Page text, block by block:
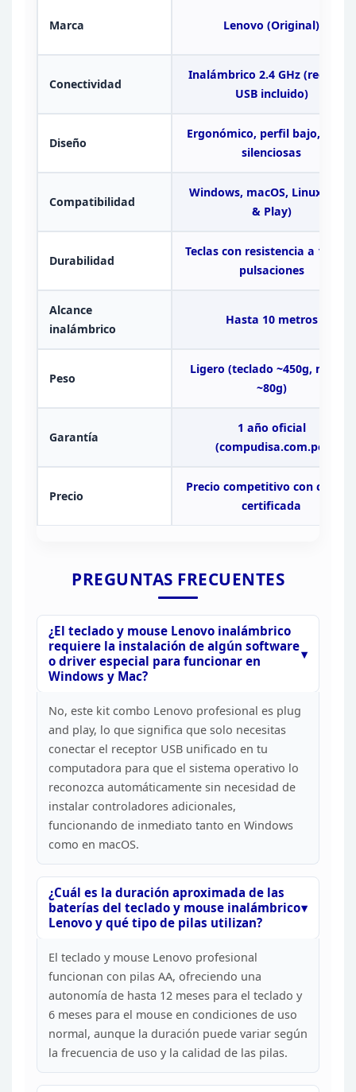
Marca Lenovo (Original)
Conectividad
Inalámbrico 2.4 GHz (receptor
USB incluido)
Diseño
Ergonómico, perfil bajo, teclas
silenciosas
Compatibilidad
Windows, macOS, Linux (Plug
& Play)
Durabilidad
Teclas con resistencia a 10M
pulsaciones
Alcance
inalámbrico
Hasta 10 metros
Peso
Ligero (teclado ~450g, mouse
~80g)
Garantía
1 año oficial
(compudisa.com.pe)
Precio
Precio competitivo con calidad
certificada
PREGUNTAS FRECUENTES
¿El teclado y mouse Lenovo inalámbrico
requiere la instalación de algún software
o driver especial para funcionar en
Windows y Mac?
No, este kit combo Lenovo profesional es plug
and play, lo que significa que solo necesitas
conectar el receptor USB unificado en tu
computadora para que el sistema operativo lo
reconozca automáticamente sin necesidad de
instalar controladores adicionales,
funcionando de inmediato tanto en Windows
como en macOS.
¿Cuál es la duración aproximada de las
baterías del teclado y mouse inalámbrico
Lenovo y qué tipo de pilas utilizan?
El teclado y mouse Lenovo profesional
funcionan con pilas AA, ofreciendo una
autonomía de hasta 12 meses para el teclado y
6 meses para el mouse en condiciones de uso
normal, aunque la duración puede variar según
la frecuencia de uso y la calidad de las pilas.